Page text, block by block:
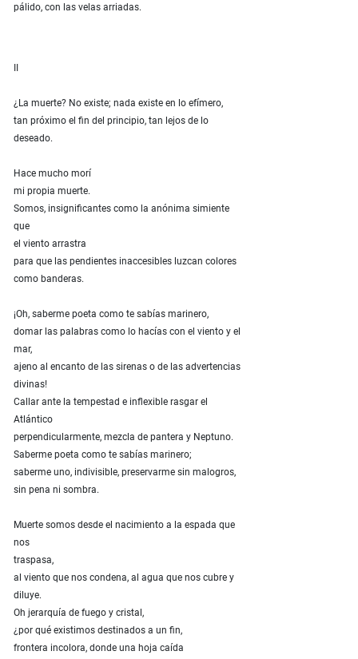
pálido, con las velas arriadas.
¿La muerte? No existe; nada existe en lo efímero,
tan próximo el fin del principio, tan lejos de lo
deseado.
Hace mucho morí
mi propia muerte.
Somos, insignificantes como la anónima simiente
que
el viento arrastra
para que las pendientes inaccesibles luzcan colores
como banderas.
¡Oh, saberme poeta como te sabías marinero,
domar las palabras como lo hacías con el viento y el
mar,
ajeno al encanto de las sirenas o de las advertencias
divinas!
Callar ante la tempestad e inflexible rasgar el
Atlántico
perpendicularmente, mezcla de pantera y Neptuno.
Saberme poeta como te sabías marinero;
saberme uno, indivisible, preservarme sin malogros,
sin pena ni sombra.
Muerte somos desde el nacimiento a la espada que
nos
traspasa,
al viento que nos condena, al agua que nos cubre y
diluye.
Oh jerarquía de fuego y cristal,
¿por qué existimos destinados a un fin,
frontera incolora, donde una hoja caída